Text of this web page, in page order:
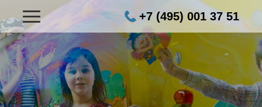
+7 (495) 001 37 51